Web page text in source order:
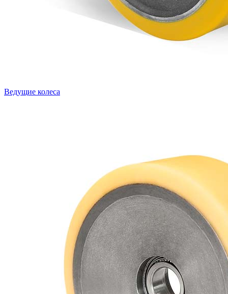
Ведущие колеса